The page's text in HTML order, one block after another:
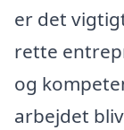
er det
rette
og
arbejdet